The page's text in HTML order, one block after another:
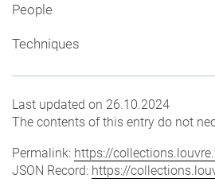
People
Techniques
Last updated on 26.10.2024
The contents of this entry do not
Permalink: https://
JSON Record: https://